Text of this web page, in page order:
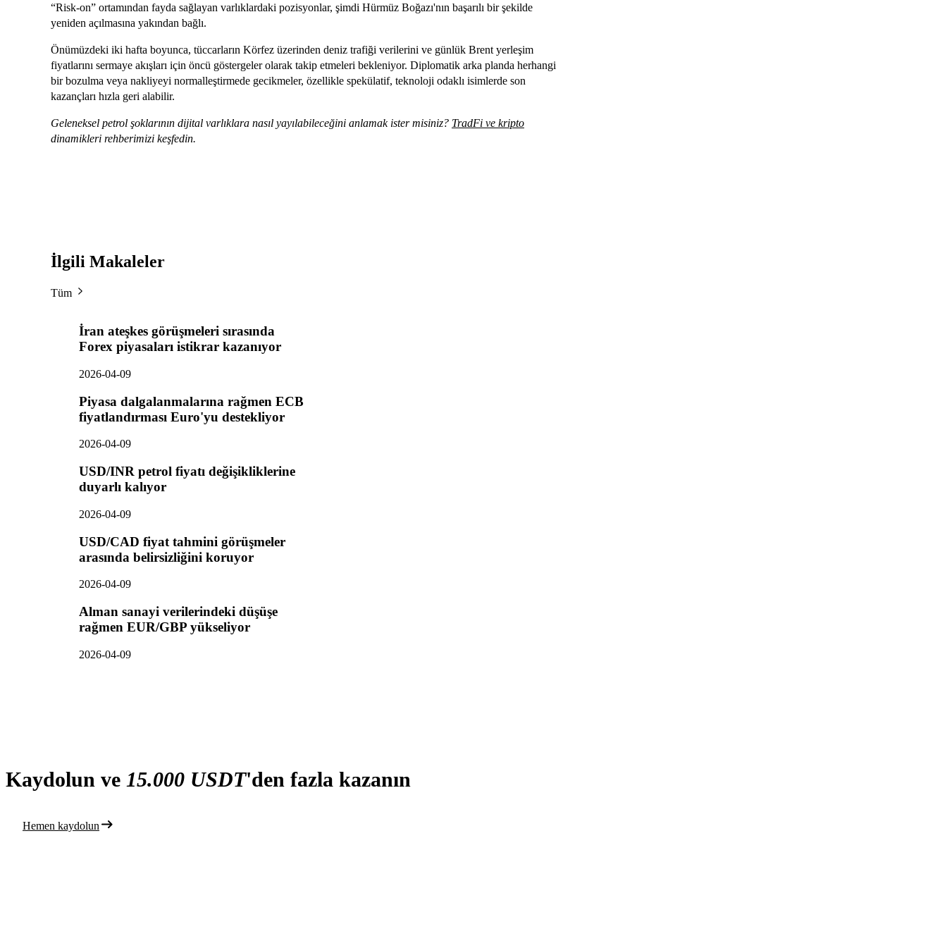
“Risk-on” ortamından fayda sağlayan varlıklardaki pozisyonlar, şimdi Hürmüz Boğazı'nın başarılı bir şekilde
yeniden açılmasına yakından bağlı.
Önümüzdeki iki hafta boyunca, tüccarların Körfez üzerinden deniz trafiği verilerini ve günlük Brent yerleşim
fiyatlarını sermaye akışları için öncü göstergeler olarak takip etmeleri bekleniyor. Diplomatik arka planda herhangi
bir bozulma veya nakliyeyi normalleştirmede gecikmeler, özellikle spekülatif, teknoloji odaklı isimlerde son
kazançları hızla geri alabilir.
Geleneksel petrol şoklarının dijital varlıklara nasıl yayılabileceğini anlamak ister misiniz? TradFi ve kripto
dinamikleri rehberimizi keşfedin.
İlgili Makaleler
Tüm
İran ateşkes görüşmeleri sırasında
Forex piyasaları istikrar kazanıyor
2026-04-09
Piyasa dalgalanmalarına rağmen ECB
fiyatlandırması Euro'yu destekliyor
2026-04-09
USD/INR petrol fiyatı değişikliklerine
duyarlı kalıyor
2026-04-09
USD/CAD fiyat tahmini görüşmeler
arasında belirsizliğini koruyor
2026-04-09
Alman sanayi verilerindeki düşüşe
rağmen EUR/GBP yükseliyor
2026-04-09
Kaydolun ve 15.000 USDT'den fazla kazanın
Hemen kaydolun